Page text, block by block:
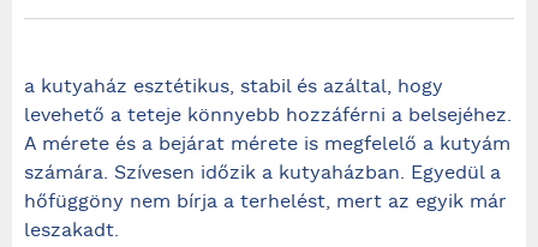
a kutyaház esztétikus, stabil és azáltal, hogy
levehető a teteje könnyebb hozzáférni a belsejéhez.
A mérete és a bejárat mérete is megfelelő a kutyám
számára. Szívesen időzik a kutyaházban. Egyedül a
hőfüggöny nem bírja a terhelést, mert az egyik már
leszakadt.